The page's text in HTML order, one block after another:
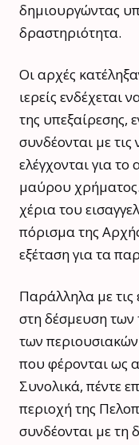
δημιουργώντας
δραστηριότητα.
Οι αρχές
ιερείς ενδέχεται
της υπεξαίρεσης,
συνδέονται με τις
ελέγχονται για
μαύρου
χέρια του
πόρισμα της
εξέταση για τα
Παράλληλα με
στη δέσμευση των
των
που φέρονται ως
Συνολικά, πέντε
περιοχή της
συνδέονται με τη